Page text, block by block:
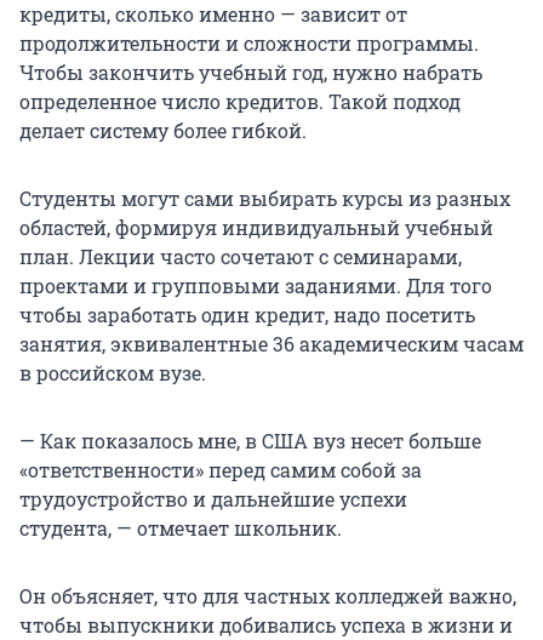
кредиты, сколько именно — зависит от
продолжительности и сложности программы.
Чтобы закончить учебный год, нужно набрать
определенное число кредитов. Такой подход
делает систему более гибкой.
Студенты могут сами выбирать курсы из разных
областей, формируя индивидуальный учебный
план. Лекции часто сочетают с семинарами,
проектами и групповыми заданиями. Для того
чтобы заработать один кредит, надо посетить
занятия, эквивалентные36 академическимчасам
в российском вузе.
— Как показалось мне, в США вуз несет больше
«ответственности» перед самим собой за
трудоустройство и дальнейшие успехи
студента, — отмечает школьник.
Он объясняет, что для частных колледжей важно,
чтобы выпускники добивались успеха в жизни и